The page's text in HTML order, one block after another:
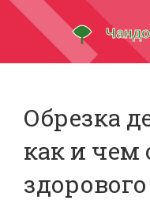
Обрезка
как и чем